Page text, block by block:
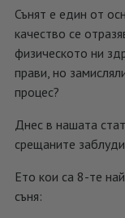
Сънят е един от
качество се
физическото ни
прави, но
процес?
Днес в нашата
срещаните
Ето кои са 8-те
съня: